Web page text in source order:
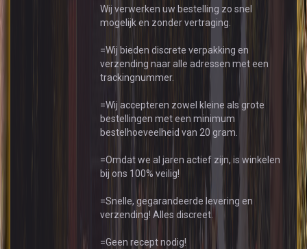
Wij verwerken uw bestelling zo snel
mogelijk en zonder vertraging.
=Wij bieden discrete verpakking en
verzending naar alle adressen met een
trackingnummer.
=Wij accepteren zowel kleine als grote
bestellingen met een minimum
bestelhoeveelheid van 20 gram.
=Omdat we al jaren actief zijn, is winkelen
bij ons 100% veilig!
=Snelle, gegarandeerde levering en
verzending! Alles discreet.
=Geen recept nodig!